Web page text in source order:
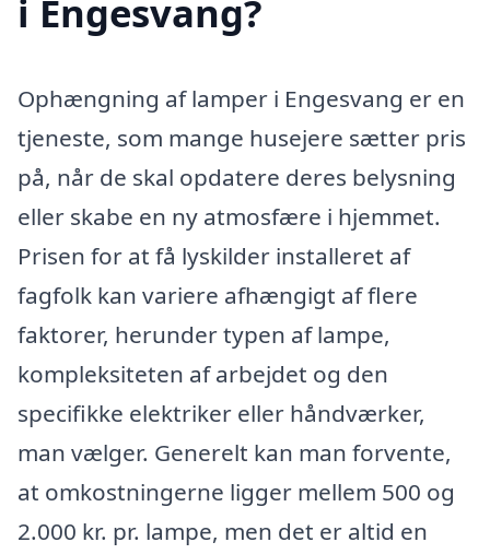
i Engesvang?
Ophængning af lamper i Engesvang er en
tjeneste, som mange husejere sætter pris
på, når de skal opdatere deres belysning
eller skabe en ny atmosfære i hjemmet.
Prisen for at få lyskilder installeret af
fagfolk kan variere afhængigt af flere
faktorer, herunder typen af lampe,
kompleksiteten af arbejdet og den
specifikke elektriker eller håndværker,
man vælger. Generelt kan man forvente,
at omkostningerne ligger mellem 500 og
2.000 kr. pr. lampe, men det er altid en